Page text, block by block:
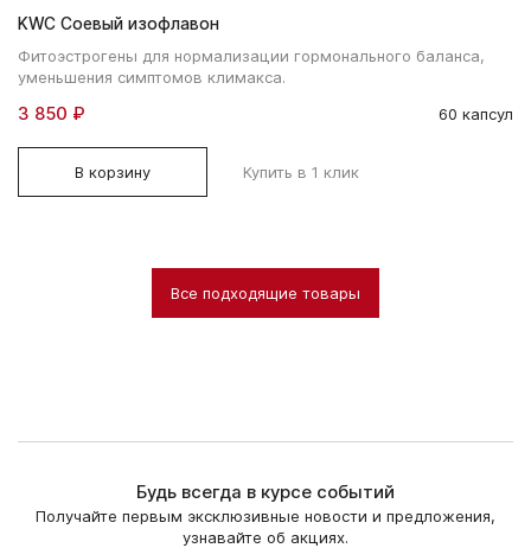
KWC Соевый изофлавон
Фитоэстрогены для нормализации гормонального баланса,
уменьшения симптомов климакса.
3 850 ₽ 60 капсул
В корзину Купить в 1 клик
Все подходящие товары
Будь всегда в курсе событий
Получайте первым эксклюзивные новости и предложения,
узнавайте об акциях.